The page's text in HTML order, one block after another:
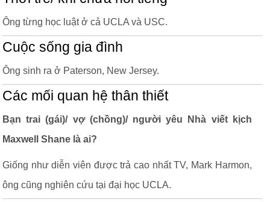
Ông từng học luật ở cả UCLA và USC.
Cuộc sống gia đình
Ông sinh ra ở Paterson, New Jersey.
Các mối quan hệ thân thiết
Bạn trai (gái)/ vợ (chồng)/ người yêu Nhà viết kịch
Maxwell Shane là ai?
Giống như diễn viên được trả cao nhất TV, Mark Harmon,
ông cũng nghiên cứu tại đại học UCLA.